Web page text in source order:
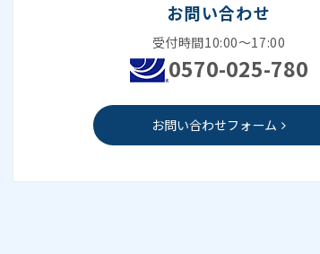
お問い合わせ
受付時間10:00～17:00
0570-025-780
お問い合わせフォーム